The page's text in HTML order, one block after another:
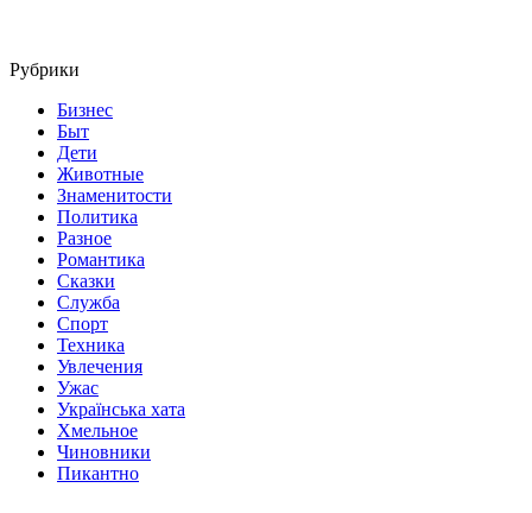
Рубрики
Бизнес
Быт
Дети
Животные
Знаменитости
Политика
Разное
Романтика
Сказки
Служба
Спорт
Техника
Увлечения
Ужас
Українська хата
Хмельное
Чиновники
Пикантно